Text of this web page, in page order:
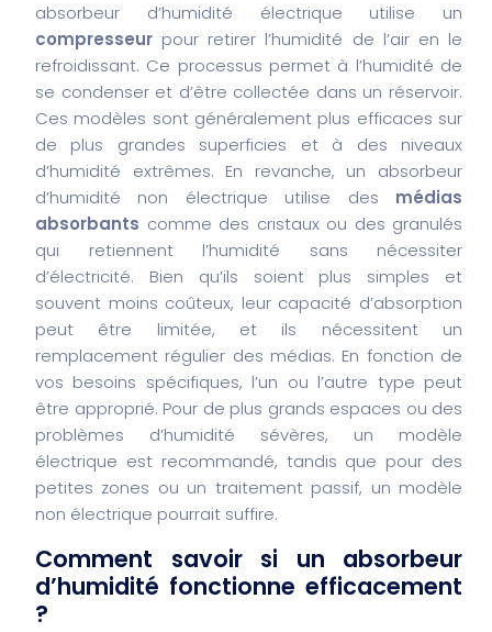
absorbeur d’humidité électrique utilise un
compresseur pour retirer l’humidité de l’air en le
refroidissant. Ce processus permet à l’humidité de
se condenser et d’être collectée dans un réservoir.
Ces modèles sont généralement plus efficaces sur
de plus grandes superficies et à des niveaux
d’humidité extrêmes. En revanche, un absorbeur
d’humidité non électrique utilise des médias
absorbants comme des cristaux ou des granulés
qui retiennent l’humidité sans nécessiter
d’électricité. Bien qu’ils soient plus simples et
souvent moins coûteux, leur capacité d’absorption
peut être limitée, et ils nécessitent un
remplacement régulier des médias. En fonction de
vos besoins spécifiques, l’un ou l’autre type peut
être approprié. Pour de plus grands espaces ou des
problèmes d’humidité sévères, un modèle
électrique est recommandé, tandis que pour des
petites zones ou un traitement passif, un modèle
non électrique pourrait suffire.
Comment savoir si un absorbeur
d’humidité fonctionne efficacement
?